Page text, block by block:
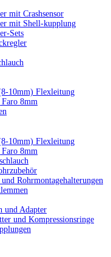
mit Crashsensor
mit Shell-kupplung
Sets
10mm) Flexleitung
8mm
10mm) Flexleitung
8mm
Rohrmontagehalterungen
und Adapter
und Kompressionsringe